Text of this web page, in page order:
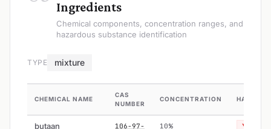
Ingredients
Chemical components, concentration ranges, and
hazardous substance identification
TYPE mixture
CHEMICAL NAME
CAS
NUMBER
CONCENTRATION
butaan
106-97-
10% Yes